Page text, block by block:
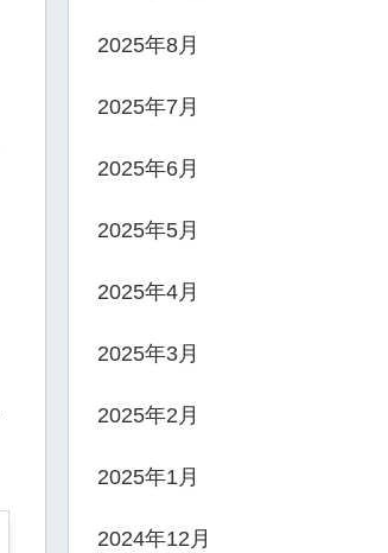
2025年8月
2025年7月
2025年6月
2025年5月
2025年4月
2025年3月
2025年2月
2025年1月
2024年12月